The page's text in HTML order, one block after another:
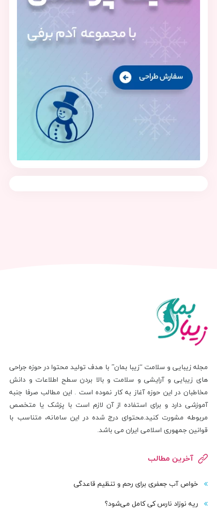
مجله زیبایی و سلامت “زیبا بمان” با هدف تولید محتوا در حوزه جراحی
های زیبایی و آرایشی و سلامت و بالا بردن سطح اطلاعات و دانش
مخاطبان در این حوزه آغاز به کار نموده است . این مطالب صرفا جنبه
آموزشی دارد و برای استفاده از آن لازم است با پزشک یا متخصص
مربوطه مشورت کنید.محتوای درج شده در این سامانه، متناسب با
قوانین جمهوری اسلامی ایران می باشد.
آخرین مطالب
خواص آب جعفری برای رحم و تنظیم قاعدگی
ریه نوزاد نارس کی کامل می‌شود؟